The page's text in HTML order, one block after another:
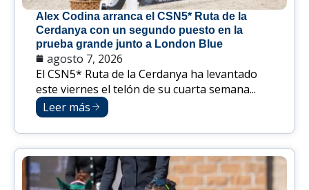
Alex Codina arranca el CSN5* Ruta de la
Cerdanya con un segundo puesto en la
prueba grande junto a London Blue
agosto 7, 2026
El CSN5* Ruta de la Cerdanya ha levantado
este viernes el telón de su cuarta semana...
Leer más